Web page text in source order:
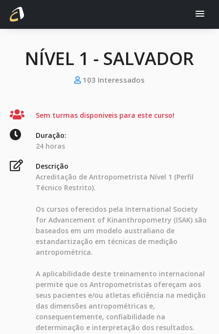
NÍVEL 1 - SALVADOR
103 Interessados
Sem turmas disponiveis para este curso!
Duração:
24 horas
Descrição
Acreditação de Antropometrista Nível 1 (Perfil
Técnico Restrito).
Os cursos oferecidos pela International Society
for Advancement of Kinanthropometry (ISAK) são
baseados em um modelo australiano de
estandartização em técnicas de medição
antropométrica.
A aplicabilidade deste treinamento internacional
permite que os Antropometristas ofereçam aos
seus pacientes e/ou atletas eficiência na medição
das dimensões antropométricas e,
consequentemente, confiabilidade na
determinação e interpretação dos resultados.